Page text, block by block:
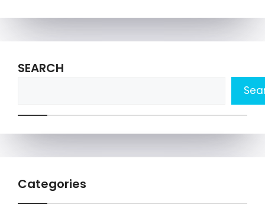
SEARCH
Categories